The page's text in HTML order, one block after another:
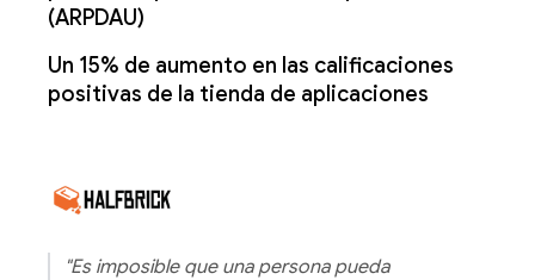
(ARPDAU)
Un 15% de aumento en las calificaciones
positivas de la tienda de aplicaciones
"Es imposible que una persona pueda